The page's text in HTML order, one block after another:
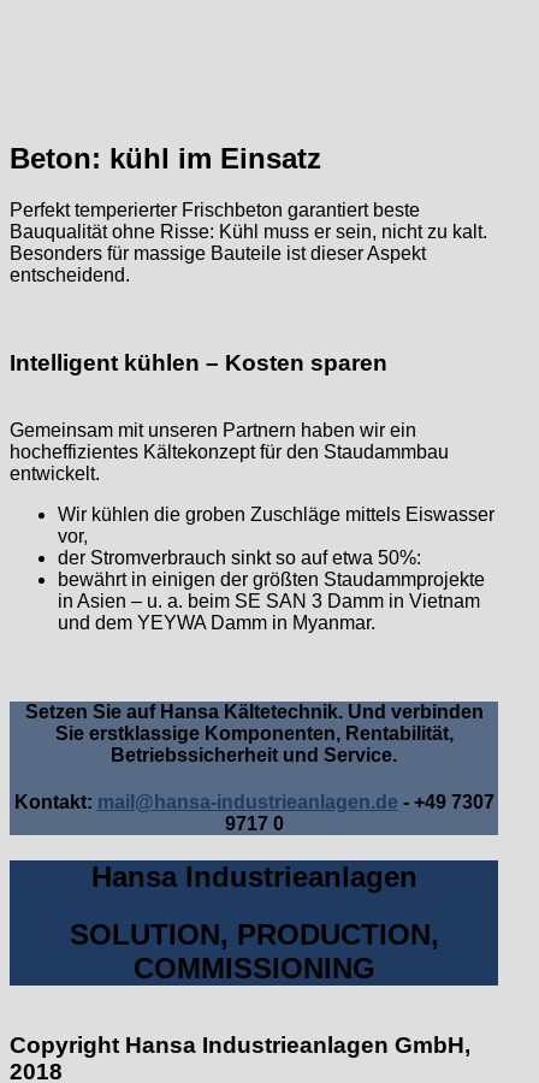
Beton: kühl im Einsatz
Perfekt temperierter Frischbeton garantiert beste
Bauqualität ohne Risse: Kühl muss er sein, nicht zu kalt.
Besonders für massige Bauteile ist dieser Aspekt
entscheidend.
Intelligent kühlen – Kosten sparen
Gemeinsam mit unseren Partnern haben wir ein
hocheffizientes Kältekonzept für den Staudammbau
entwickelt.
Wir kühlen die groben Zuschläge mittels Eiswasser
vor,
der Stromverbrauch sinkt so auf etwa 50%:
bewährt in einigen der größten Staudammprojekte
in Asien – u. a. beim SE SAN 3 Damm in Vietnam
und dem YEYWA Damm in Myanmar.
Setzen Sie auf Hansa Kältetechnik. Und verbinden
Sie erstklassige Komponenten, Rentabilität,
Betriebssicherheit und Service.
Kontakt: mail@hansa-industrieanlagen.de - +49 7307
9717 0
Hansa Industrieanlagen
SOLUTION, PRODUCTION,
COMMISSIONING
Copyright Hansa Industrieanlagen GmbH,
2018